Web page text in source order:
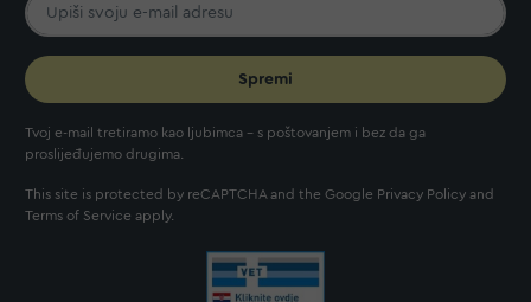
Spremi
Tvoj e-mail tretiramo kao ljubimca - s poštovanjem i bez da ga
proslijeđujemo drugima.
This site is protected by reCAPTCHA and the Google Privacy Policy and
Terms of Service apply.